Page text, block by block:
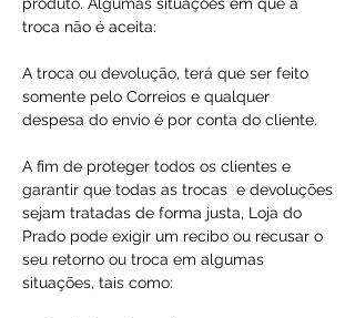
troca não é aceita:
A troca ou devolução, terá que ser feito
somente pelo Correios e qualquer
despesa do envio é por conta do cliente.
A fim de proteger todos os clientes e
garantir que todas as trocas e devoluções
sejam tratadas de forma justa, Loja do
Prado pode exigir um recibo ou recusar o
seu retorno ou troca em algumas
situações, tais como: